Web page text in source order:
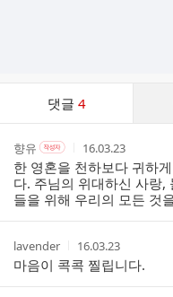
댓글 4
작
성
자
향유 작
성
자
본
인
여
작
성
자
작
성
시
간
16.03.23
한 영혼을 천하보다 귀하
다. 주님의 위대하신 사랑,
들을 위해 우리의 모든 것
작
성
자
lavender
작
성
시
간
16.03.23
마음이 콕콕 찔립니다.